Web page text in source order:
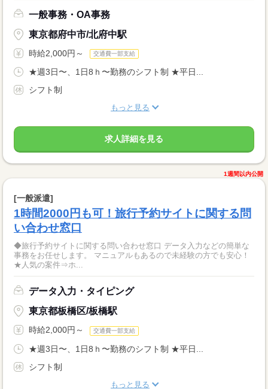
一般事務・OA事務
東京都府中市/北府中駅
時給2,000円～ 交通費一部支給
★週3日〜、1日8ｈ〜勤務のシフト制 ★平日...
シフト制
もっと見る
求人詳細を見る
1週間以内公開
[一般派遣]
1時間2000円も可！旅行予約サイトに関する問
い合わせ窓口
◆旅行予約サイトに関する問い合わせ窓口 データ入力などの簡単な
事務をお任せします。 マニュアルもあるので未経験の方でも安心！
★人気の案件⇒ホ...
データ入力・タイピング
東京都板橋区/板橋駅
時給2,000円～ 交通費一部支給
★週3日〜、1日8ｈ〜勤務のシフト制 ★平日...
シフト制
もっと見る